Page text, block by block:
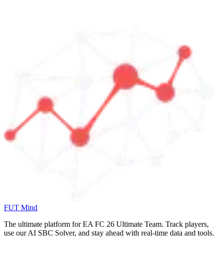
FUT Mind
The ultimate platform for EA FC 26 Ultimate Team. Track players,
use our AI SBC Solver, and stay ahead with real-time data and tools.